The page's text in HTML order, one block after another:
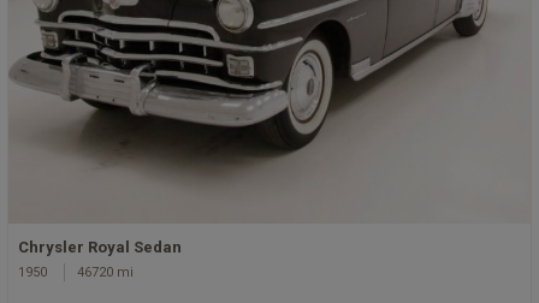
Chrysler Royal Sedan
1950 46720 mi